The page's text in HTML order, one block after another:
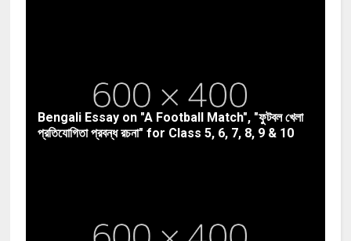
Bengali Essay on "A Football Match", "ফুটবল খেলা
প্রতিযোগিতা প্রবন্ধ রচনা" for Class 5, 6, 7, 8, 9 & 10